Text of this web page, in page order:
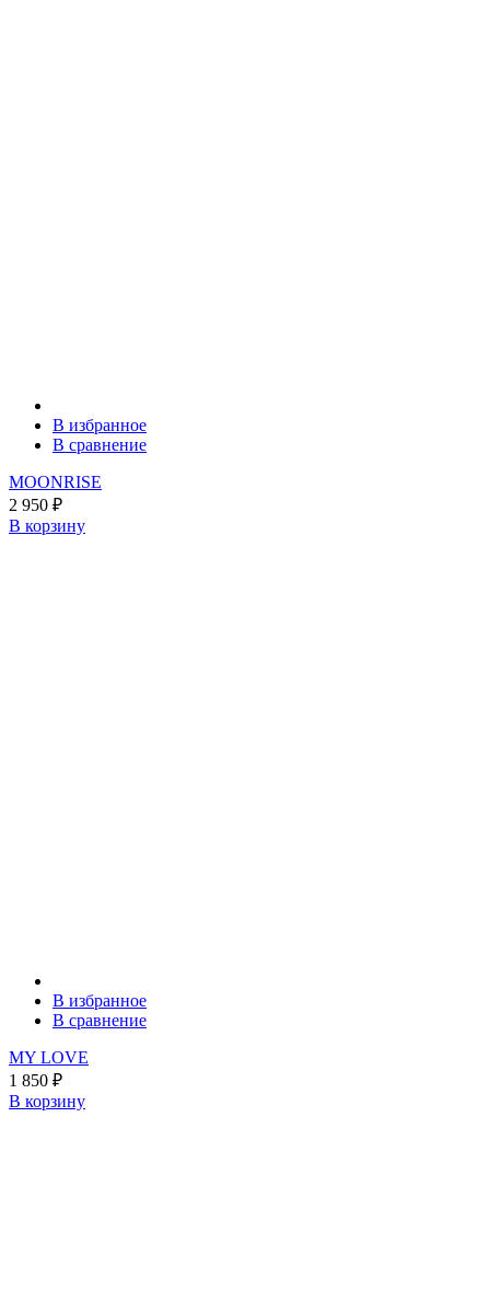
В избранное
В сравнение
MOONRISE
2 950 ₽
В корзину
В избранное
В сравнение
MY LOVE
1 850 ₽
В корзину